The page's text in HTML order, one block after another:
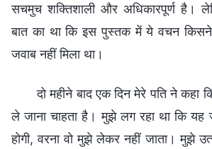
सचमुच शक्तिशाली और अधिकारपूर्ण है।
बात का था कि इस पुस्तक में ये वचन
जवाब नहीं मिला था।
दो महीने बाद एक दिन मेरे पति ने कहा
ले जाना चाहता है। मुझे लग रहा था कि यह
होगी, वरना वो मुझे लेकर नहीं जाता। मुझे